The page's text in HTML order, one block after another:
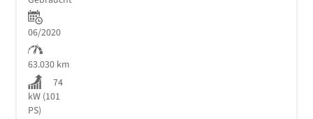
06/2020
63.030 km
74
kW (101
PS)